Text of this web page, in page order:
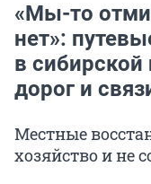
«Мы-то
нет»:
в сибирской
дорог и
Местные
хозяйство и не